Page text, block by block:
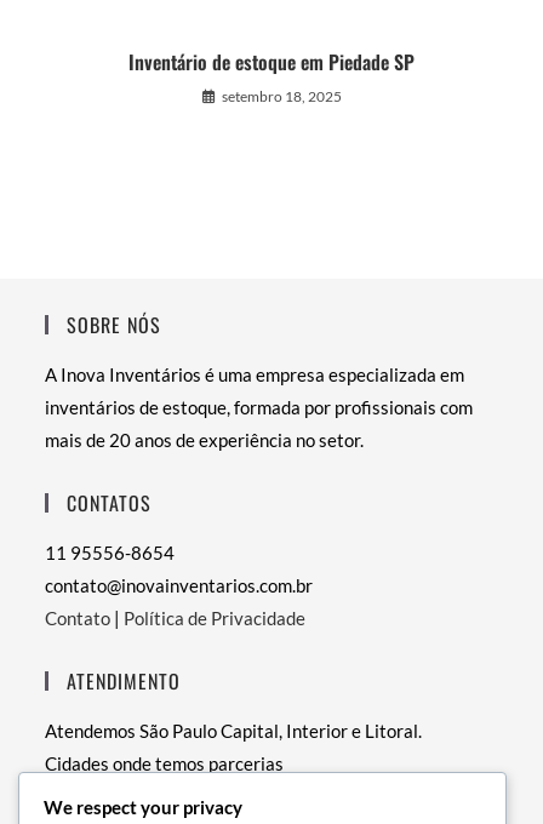
Inventário de estoque em Piedade SP
setembro 18, 2025
SOBRE NÓS
A Inova Inventários é uma empresa especializada em
inventários de estoque, formada por profissionais com
mais de 20 anos de experiência no setor.
CONTATOS
11 95556-8654
contato@inovainventarios.com.br
Contato | Política de Privacidade
ATENDIMENTO
Atendemos São Paulo Capital, Interior e Litoral.
Cidades onde temos parcerias
• RJ – Rio de Janeiro
We respect your privacy